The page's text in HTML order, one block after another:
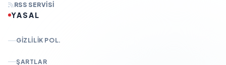
RSS SERVISI
YASAL
GIZLILIK POL.
ŞARTLAR